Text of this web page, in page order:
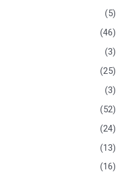
(5)
(46)
(3)
(25)
(3)
(52)
(24)
(13)
(16)